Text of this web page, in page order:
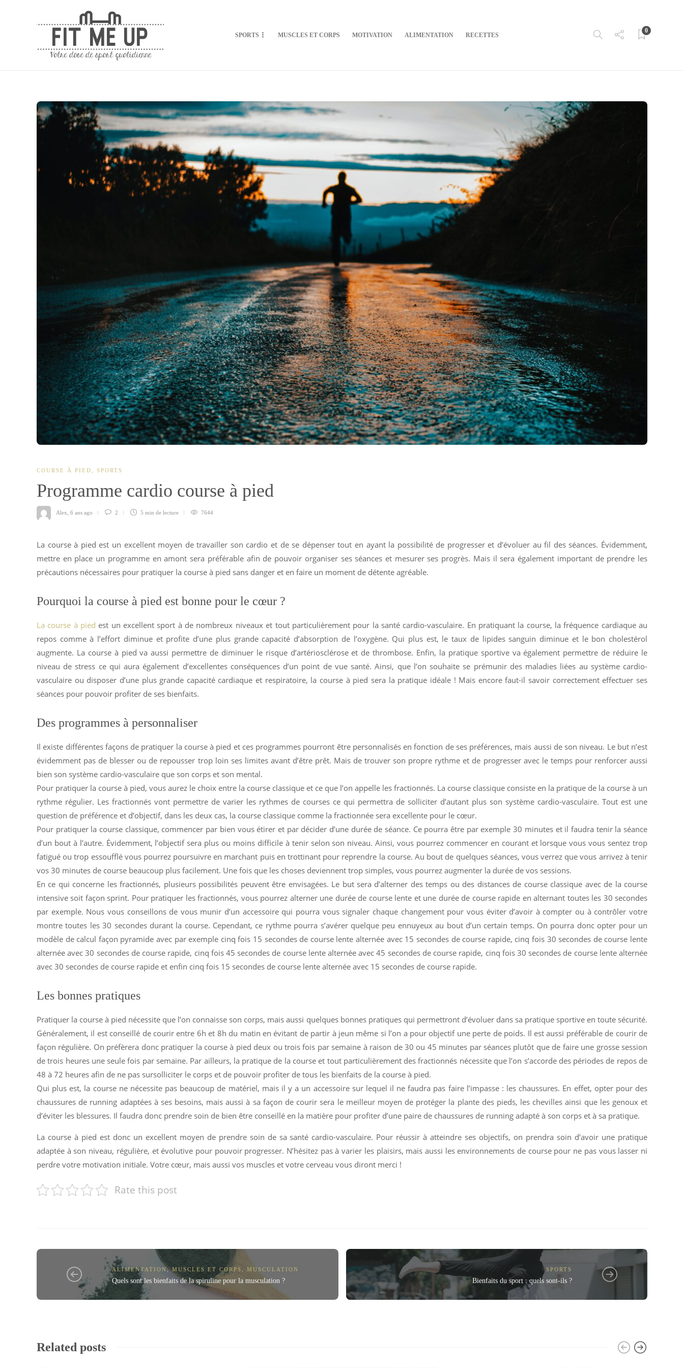
SPORTS MUSCLES ET CORPS MOTIVATION ALIMENTATION RECETTES
0
COURSE À PIED SPORTS
Programme cardio course à pied
Alex 6 ans ago 2 5 min de lecture 7644
La course à pied est un excellent moyen de travailler son cardio et de se dépenser tout en ayant la possibilité de progresser et d’évoluer au fil des séances. Évidemment,
mettre en place un programme en amont sera préférable afin de pouvoir organiser ses séances et mesurer ses progrès. Mais il sera également important de prendre les
précautions nécessaires pour pratiquer la course à pied sans danger et en faire un moment de détente agréable.
Pourquoi la course à pied est bonne pour le cœur ?
La course à pied est un excellent sport à de nombreux niveaux et tout particulièrement pour la santé cardio-vasculaire. En pratiquant la course, la fréquence cardiaque au
repos comme à l’effort diminue et profite d’une plus grande capacité d’absorption de l’oxygène. Qui plus est, le taux de lipides sanguin diminue et le bon cholestérol
augmente. La course à pied va aussi permettre de diminuer le risque d’artériosclérose et de thrombose. Enfin, la pratique sportive va également permettre de réduire le
niveau de stress ce qui aura également d’excellentes conséquences d’un point de vue santé. Ainsi, que l’on souhaite se prémunir des maladies liées au système cardio-
vasculaire ou disposer d’une plus grande capacité cardiaque et respiratoire, la course à pied sera la pratique idéale ! Mais encore faut-il savoir correctement effectuer ses
séances pour pouvoir profiter de ses bienfaits.
Des programmes à personnaliser
Il existe différentes façons de pratiquer la course à pied et ces programmes pourront être personnalisés en fonction de ses préférences, mais aussi de son niveau. Le but n’est
évidemment pas de blesser ou de repousser trop loin ses limites avant d’être prêt. Mais de trouver son propre rythme et de progresser avec le temps pour renforcer aussi
bien son système cardio-vasculaire que son corps et son mental.
Pour pratiquer la course à pied, vous aurez le choix entre la course classique et ce que l’on appelle les fractionnés. La course classique consiste en la pratique de la course à un
rythme régulier. Les fractionnés vont permettre de varier les rythmes de courses ce qui permettra de solliciter d’autant plus son système cardio-vasculaire. Tout est une
question de préférence et d’objectif, dans les deux cas, la course classique comme la fractionnée sera excellente pour le cœur.
Pour pratiquer la course classique, commencer par bien vous étirer et par décider d’une durée de séance. Ce pourra être par exemple 30 minutes et il faudra tenir la séance
d’un bout à l’autre. Évidemment, l’objectif sera plus ou moins difficile à tenir selon son niveau. Ainsi, vous pourrez commencer en courant et lorsque vous vous sentez trop
fatigué ou trop essoufflé vous pourrez poursuivre en marchant puis en trottinant pour reprendre la course. Au bout de quelques séances, vous verrez que vous arrivez à tenir
vos 30 minutes de course beaucoup plus facilement. Une fois que les choses deviennent trop simples, vous pourrez augmenter la durée de vos sessions.
En ce qui concerne les fractionnés, plusieurs possibilités peuvent être envisagées. Le but sera d’alterner des temps ou des distances de course classique avec de la course
intensive soit façon sprint. Pour pratiquer les fractionnés, vous pourrez alterner une durée de course lente et une durée de course rapide en alternant toutes les 30 secondes
par exemple. Nous vous conseillons de vous munir d’un accessoire qui pourra vous signaler chaque changement pour vous éviter d’avoir à compter ou à contrôler votre
montre toutes les 30 secondes durant la course. Cependant, ce rythme pourra s’avérer quelque peu ennuyeux au bout d’un certain temps. On pourra donc opter pour un
modèle de calcul façon pyramide avec par exemple cinq fois 15 secondes de course lente alternée avec 15 secondes de course rapide, cinq fois 30 secondes de course lente
alternée avec 30 secondes de course rapide, cinq fois 45 secondes de course lente alternée avec 45 secondes de course rapide, cinq fois 30 secondes de course lente alternée
avec 30 secondes de course rapide et enfin cinq fois 15 secondes de course lente alternée avec 15 secondes de course rapide.
Les bonnes pratiques
Pratiquer la course à pied nécessite que l’on connaisse son corps, mais aussi quelques bonnes pratiques qui permettront d’évoluer dans sa pratique sportive en toute sécurité.
Généralement, il est conseillé de courir entre 6h et 8h du matin en évitant de partir à jeun même si l’on a pour objectif une perte de poids. Il est aussi préférable de courir de
façon régulière. On préfèrera donc pratiquer la course à pied deux ou trois fois par semaine à raison de 30 ou 45 minutes par séances plutôt que de faire une grosse session
de trois heures une seule fois par semaine. Par ailleurs, la pratique de la course et tout particulièrement des fractionnés nécessite que l’on s’accorde des périodes de repos de
48 à 72 heures afin de ne pas sursolliciter le corps et de pouvoir profiter de tous les bienfaits de la course à pied.
Qui plus est, la course ne nécessite pas beaucoup de matériel, mais il y a un accessoire sur lequel il ne faudra pas faire l’impasse : les chaussures. En effet, opter pour des
chaussures de running adaptées à ses besoins, mais aussi à sa façon de courir sera le meilleur moyen de protéger la plante des pieds, les chevilles ainsi que les genoux et
d’éviter les blessures. Il faudra donc prendre soin de bien être conseillé en la matière pour profiter d’une paire de chaussures de running adapté à son corps et à sa pratique.
La course à pied est donc un excellent moyen de prendre soin de sa santé cardio-vasculaire. Pour réussir à atteindre ses objectifs, on prendra soin d’avoir une pratique
adaptée à son niveau, régulière, et évolutive pour pouvoir progresser. N’hésitez pas à varier les plaisirs, mais aussi les environnements de course pour ne pas vous lasser ni
perdre votre motivation initiale. Votre cœur, mais aussi vos muscles et votre cerveau vous diront merci !
Rate this post
ALIMENTATION,MUSCLES ET CORPS,MUSCULATION
Quels sont les bienfaits de la spiruline pour la musculation ?
SPORTS
Bienfaits du sport : quels sont-ils ?
Related posts